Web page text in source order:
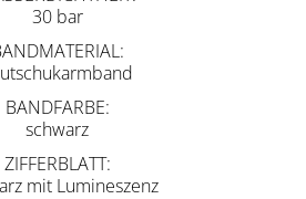
30 bar
BANDFARBE
schwarz
ZIFFERBLATT
mit Lumineszenz